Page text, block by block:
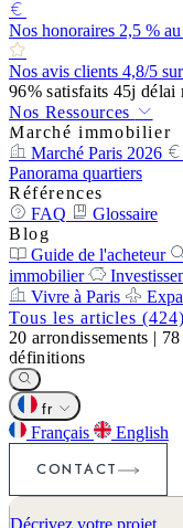
Nos honoraires 2,5 %
Nos avis clients 4,8/5
96%satisfaits 45j délai
Nos Ressources
Marché immobilier
Marché Paris 2026
Panorama quartiers
Références
FAQ
Glossaire
Blog
Guide de l'acheteur
immobilier
Vivre à Paris
Tous les articles (424)
20 arrondissements | 78
définitions
fr
Français
English
CONTACT
Décrivez votre projet